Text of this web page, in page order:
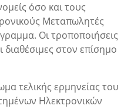
όσο και τους
Μεταπωλητές
Οι τροποποιήσεις
στον επίσημο
τελικής ερμηνείας του
Ηλεκτρονικών